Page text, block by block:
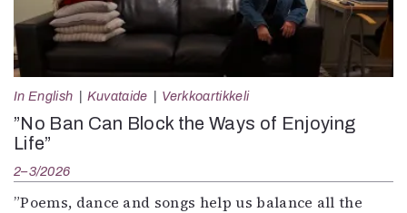
In English Kuvataide Verkkoartikkeli
”No Ban Can Block the Ways of Enjoying
Life”
2–3/2026
”Poems, dance and songs help us balance all the